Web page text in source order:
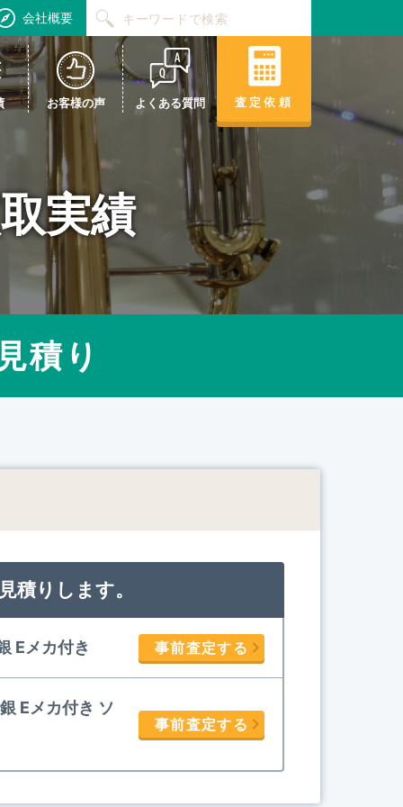
会社概要
お客様の声 よくある質問 査定依頼
実績
積り
積りします。
Eメカ付き 事前査定する
Eメカ付き ソ
事前査定する